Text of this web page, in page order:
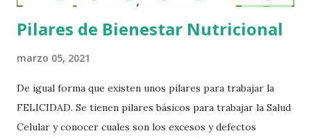
Pilares de Bienestar Nutricional
marzo 05, 2021
De igual forma que existen unos pilares para trabajar la
FELICIDAD. Se tienen pilares básicos para trabajar la Salud
Celular y conocer cuales son los excesos y defectos